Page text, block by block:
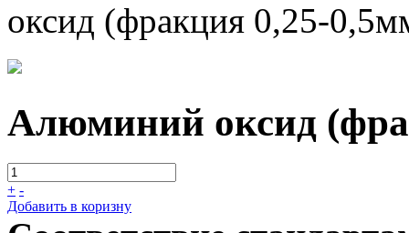
оксид (фракция 0,25-
Алюминий оксид
+ -
Добавить в коризну